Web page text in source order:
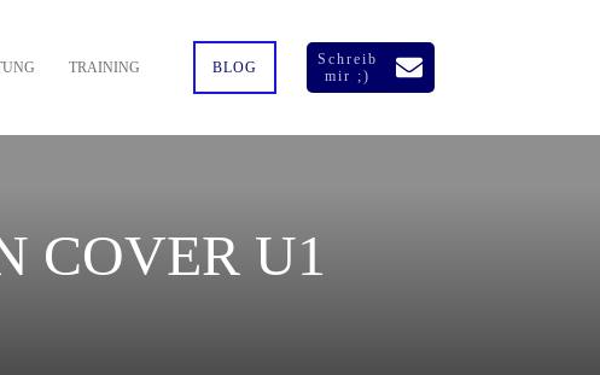
TRAINING BLOG
Schreib
mir ;)
COVER U1